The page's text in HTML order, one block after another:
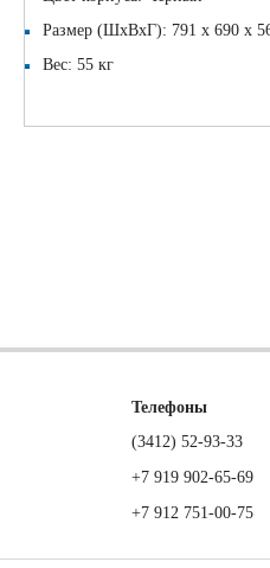
Размер (ШхВхГ): 791 x 690 x
Вес: 55 кг
Телефоны
(3412) 52-93-33
+7 919 902-65-69
+7 912 751-00-75